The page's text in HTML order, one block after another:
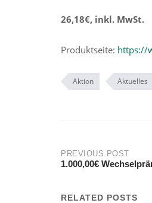
26,18€, inkl. MwSt.
Produktseite: https://
Aktion Aktuelles
Post
PREVIOUS POST
1.000,00€
RELATED POSTS